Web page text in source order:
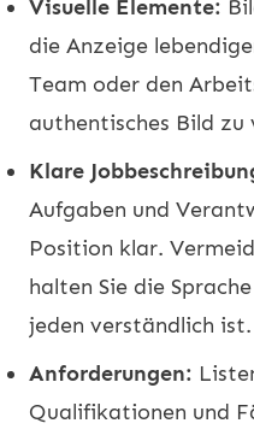
Visuelle Elemente:
die Anzeige
Team oder den
authentisches Bild zu
Klare
Aufgaben und
Position klar.
halten Sie die
jeden verständlich ist.
Anforderungen:
Qualifikationen und